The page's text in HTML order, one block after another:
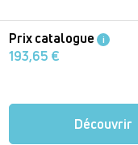
Prix catalogue i
193,65 €
Découvrir